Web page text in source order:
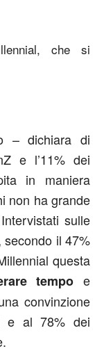
che si
– dichiara di
e l’11% dei
in maniera
non ha grande
sulle
secondo il 47%
questa
tempo e
convinzione
e al 78% dei